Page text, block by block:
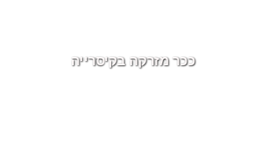
ככר מזרקה בקיסרייה